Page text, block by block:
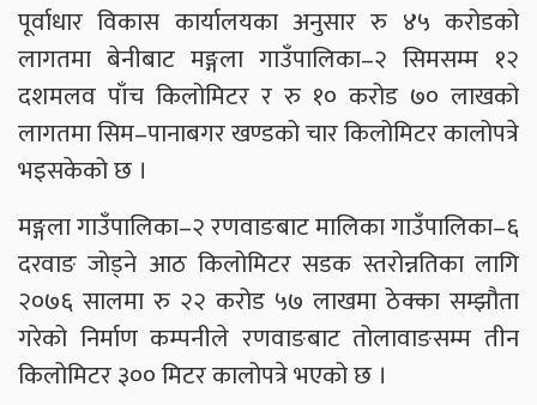
पूर्वाधार विकास कार्यालयका अनुसार रु ४५ करोडको
लागतमा बेनीबाट मङ्गला गाउँपालिका–२ सिमसम्म १२
दशमलव पाँच किलोमिटर र रु १० करोड ७० लाखको
लागतमा सिम–पानाबगर खण्डको चार किलोमिटर कालोपत्रे
भइसकेको छ ।
मङ्गला गाउँपालिका–२ रणवाङबाट मालिका गाउँपालिका–६
दरवाङ जोड्ने आठ किलोमिटर सडक स्तरोन्नतिका लागि
२०७६ सालमा रु २२ करोड ५७ लाखमा ठेक्का सम्झौता
गरेको निर्माण कम्पनीले रणवाङबाट तोलावाङसम्म तीन
किलोमिटर ३०० मिटर कालोपत्रे भएको छ ।